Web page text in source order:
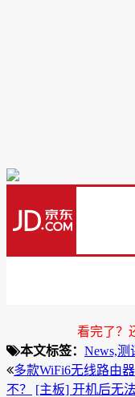
看完了？
本文标签： News,测
多款WiFi6无线路由
不？
[主板] 开机后无